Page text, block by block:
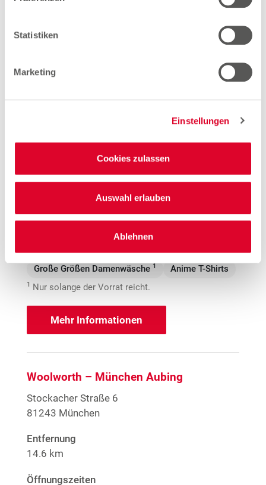
Statistiken
Marketing
Einstellungen
Cookies zulassen
Auswahl erlauben
Ablehnen
81249 München
Mo. - Sa.09:30 - 20:00 Uhr
EMYO Getränke
Große Größen Damenwäsche 1 Anime T-Shirts
1 Nur solange der Vorrat reicht.
Mehr Informationen
Woolworth – München Aubing
Stockacher Straße 6
81243 München
Entfernung
14.6 km
Öffnungszeiten